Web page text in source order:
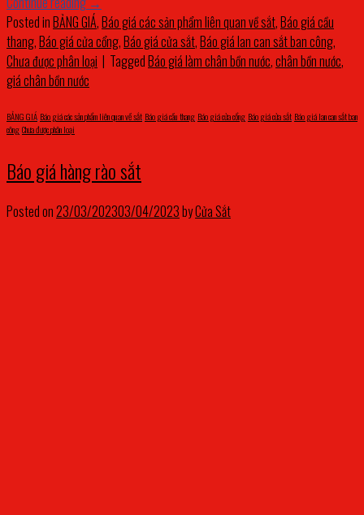
Posted inBẢNG GIÁ,Báo giá các sản phẩm liên quan về sắt,Báo giá cầu
thang,Báo giá cửa cổng,Báo giá cửa sắt,Báo giá lan can sắt ban công,
Chưa được phân loại | TaggedBáo giá làm chân bồn nước,chân bồn nước,
giá chân bồn nước
BẢNG GIÁ,Báo giá các sản phẩm liên quan về sắt,Báo giá cầu thang,Báo giá cửa cổng,Báo giá cửa sắt,Báo giá lan can sắt ban
công,Chưa được phân loại
Báo giá hàng rào sắt
Posted on23/03/202303/04/2023byCửa Sắt